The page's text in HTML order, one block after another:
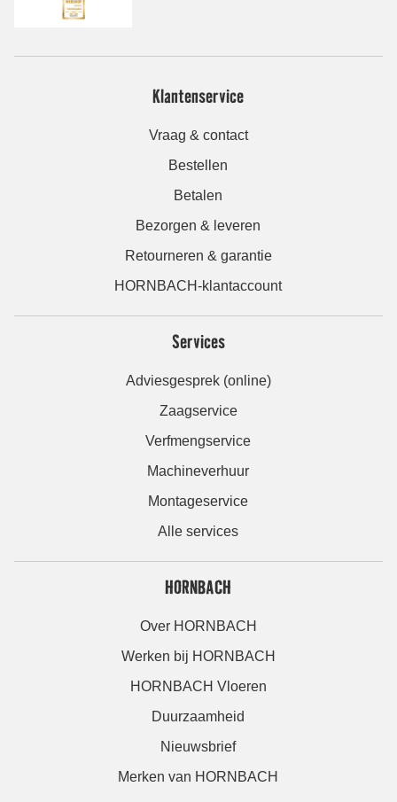
Klantenservice
Vraag & contact
Bestellen
Betalen
Bezorgen & leveren
Retourneren & garantie
HORNBACH-klantaccount
Services
Adviesgesprek (online)
Zaagservice
Verfmengservice
Machineverhuur
Montageservice
Alle services
HORNBACH
Over HORNBACH
Werken bij HORNBACH
HORNBACH Vloeren
Duurzaamheid
Nieuwsbrief
Merken van HORNBACH